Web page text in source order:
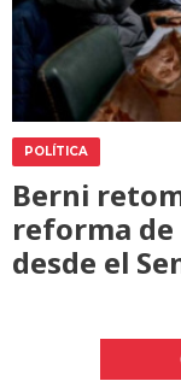
POLÍTICA
Berni
reforma de
desde el